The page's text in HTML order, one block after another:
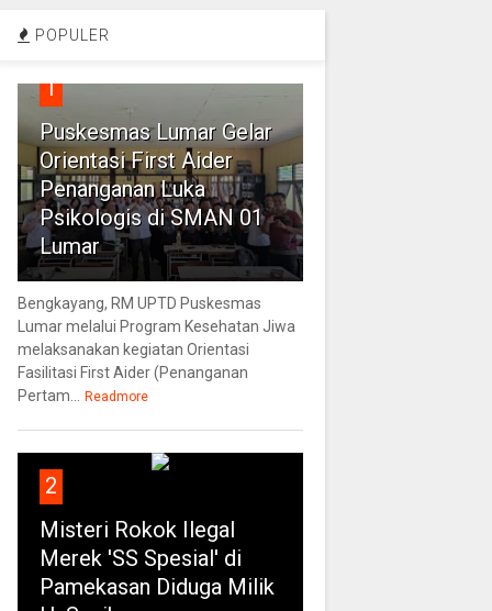
POPULER
1
Puskesmas Lumar Gelar
Orientasi First Aider
Penanganan Luka
Psikologis di SMAN 01
Lumar
Bengkayang, RM UPTD Puskesmas
Lumar melalui Program Kesehatan Jiwa
melaksanakan kegiatan Orientasi
Fasilitasi First Aider (Penanganan
Pertam...
Readmore
2
Misteri Rokok Ilegal
Merek 'SS Spesial' di
Pamekasan Diduga Milik